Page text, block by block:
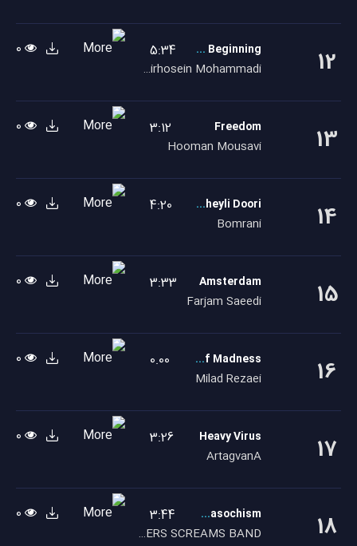
12
The Beginning
Amirhosein Mohammadi
5:34
13
Freedom
Hooman Mousavi
3:12
14
To Kheyli Doori
Bomrani
4:20
15
Amsterdam
Farjam Saeedi
3:33
16
The End Of Madness
Milad Rezaei
0.00
17
Heavy Virus
ArtagvanA
3:26
18
Internal Masochism
EASTERS SCREAMS BAND
3:44